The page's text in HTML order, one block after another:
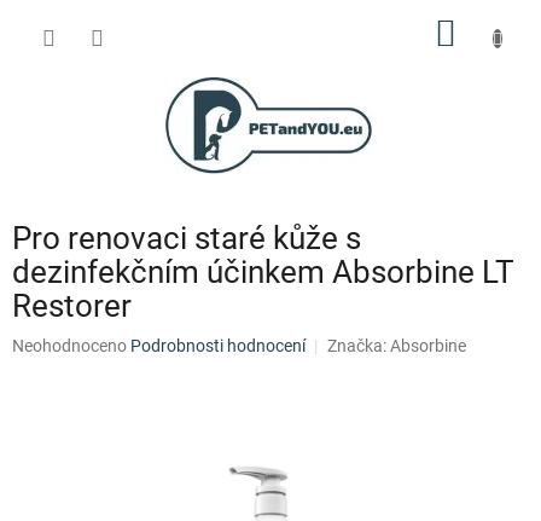
Pro renovaci staré kůže s
dezinfekčním účinkem Absorbine LT
Restorer
Průměrné
Neohodnoceno Podrobnosti hodnocení Značka:Absorbine